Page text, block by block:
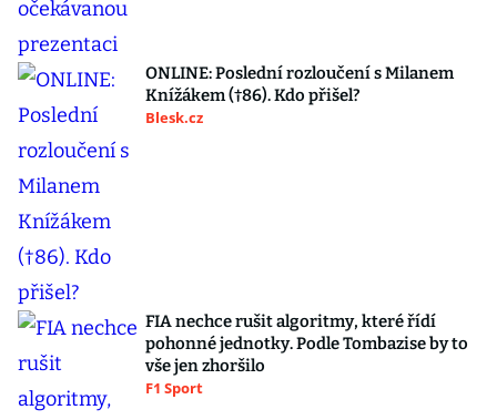
ONLINE: Poslední rozloučení s Milanem
Knížákem (†86). Kdo přišel?
Blesk.cz
FIA nechce rušit algoritmy, které řídí
pohonné jednotky. Podle Tombazise by to
vše jen zhoršilo
F1 Sport